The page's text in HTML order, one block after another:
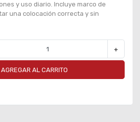
y uso diario. Incluye marco de
una colocación correcta y sin
+
AGREGAR AL CARRITO